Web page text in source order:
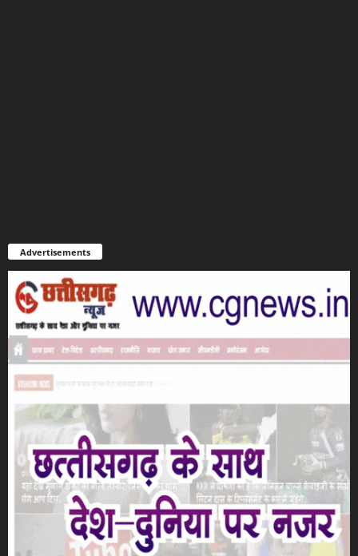
Advertisements